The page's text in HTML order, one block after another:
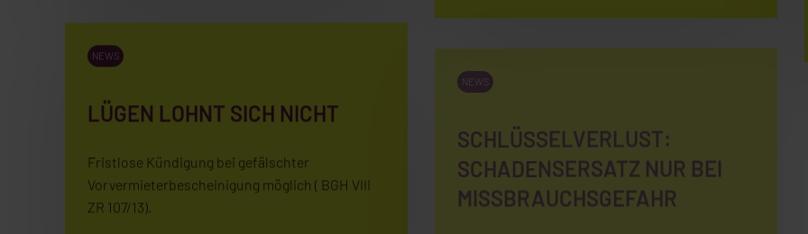
NEWS
LÜGEN LOHNT SICH NICHT
Fristlose Kündigung bei gefälschter
Vorvermieterbescheinigung möglich ( BGH VIII
ZR 107/13).
NEWS
SCHLÜSSELVERLUST:
SCHADENSERSATZ NUR BEI
MISSBRAUCHSGEFAHR